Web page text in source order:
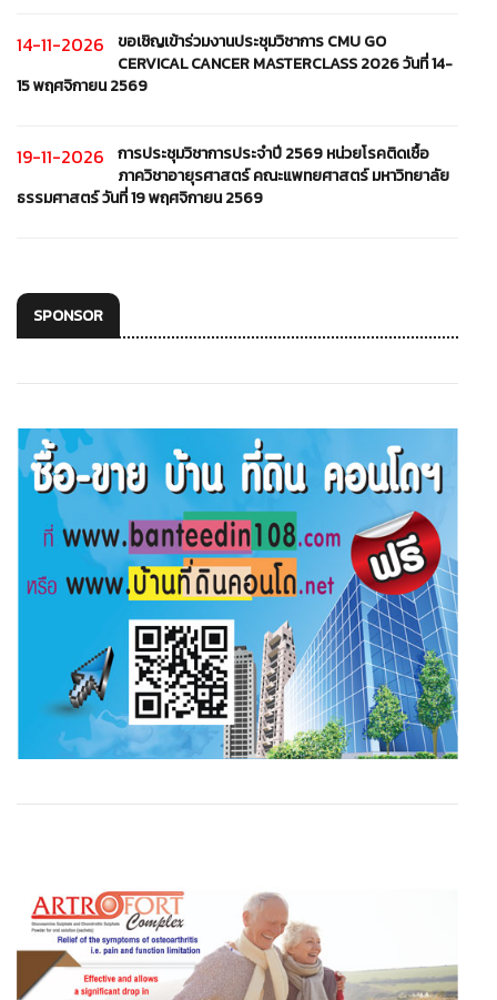
14-11-2026
ขอเชิญเข้าร่วมงานประชุมวิชาการ CMU GO
CERVICAL CANCER MASTERCLASS 2026 วันที่ 14-
15 พฤศจิกายน 2569
19-11-2026
การประชุมวิชาการประจำปี 2569 หน่วยโรคติดเชื้อ
ภาควิชาอายุรศาสตร์ คณะแพทยศาสตร์ มหาวิทยาลัย
ธรรมศาสตร์ วันที่ 19 พฤศจิกายน 2569
SPONSOR